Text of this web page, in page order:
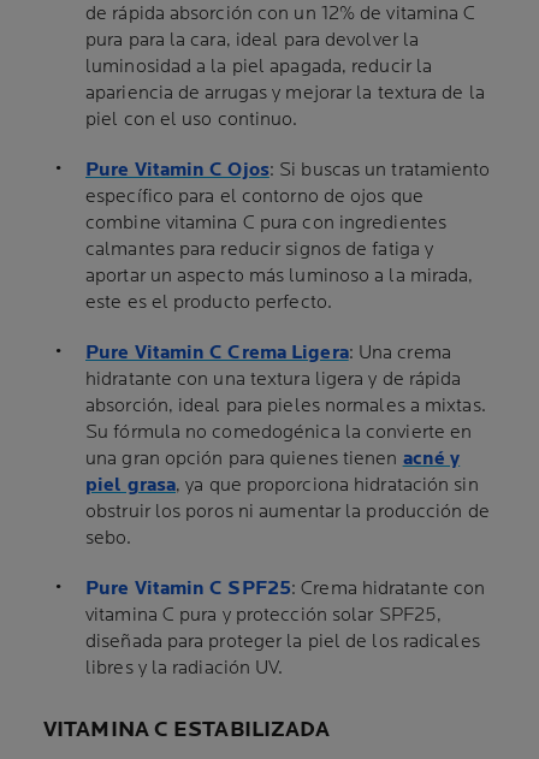
de rápida absorción con un 12% de vitamina C
pura para la cara, ideal para devolver la
luminosidad a la piel apagada, reducir la
apariencia de arrugas y mejorar la textura de la
piel con el uso continuo.
Pure Vitamin C Ojos: Si buscas un tratamiento
específico para el contorno de ojos que
combine vitamina C pura con ingredientes
calmantes para reducir signos de fatiga y
aportar un aspecto más luminoso a la mirada,
este es el producto perfecto.
Pure Vitamin C Crema Ligera: Una crema
hidratante con una textura ligera y de rápida
absorción, ideal para pieles normales a mixtas.
Su fórmula no comedogénica la convierte en
una gran opción para quienes tienen acné y
piel grasa, ya que proporciona hidratación sin
obstruir los poros ni aumentar la producción de
sebo.
Pure Vitamin C SPF25: Crema hidratante con
vitamina C pura y protección solar SPF25,
diseñada para proteger la piel de los radicales
libres y la radiación UV.
VITAMINA C ESTABILIZADA